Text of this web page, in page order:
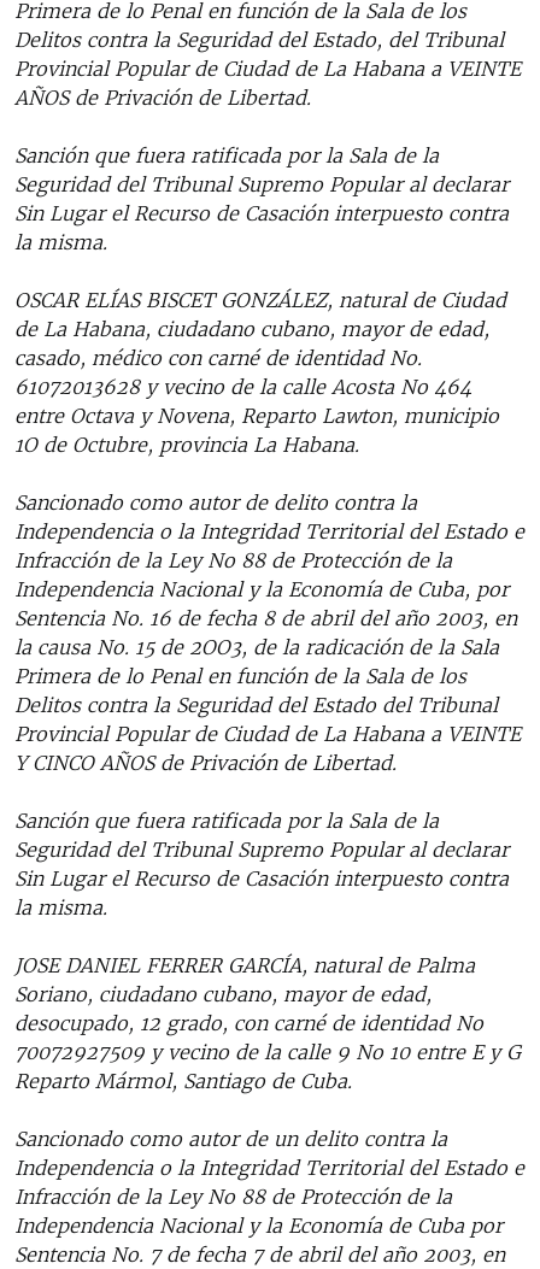
Primera de lo Penal en función de la Sala de los
Delitos contra la Seguridad del Estado, del Tribunal
Provincial Popular de Ciudad de La Habana a VEINTE
AÑOS de Privación de Libertad.
Sanción que fuera ratificada por la Sala de la
Seguridad del Tribunal Supremo Popular al declarar
Sin Lugar el Recurso de Casación interpuesto contra
la misma.
OSCAR ELÍAS BISCET GONZÁLEZ, natural de Ciudad
de La Habana, ciudadano cubano, mayor de edad,
casado, médico con carné de identidad No.
61072013628 y vecino de la calle Acosta No 464
entre Octava y Novena, Reparto Lawton, municipio
1O de Octubre, provincia La Habana.
Sancionado como autor de delito contra la
Independencia o la Integridad Territorial del Estado e
Infracción de la Ley No 88 de Protección de la
Independencia Nacional y la Economía de Cuba, por
Sentencia No. 16 de fecha 8 de abril del año 2003, en
la causa No. 15 de 2OO3, de la radicación de la Sala
Primera de lo Penal en función de la Sala de los
Delitos contra la Seguridad del Estado del Tribunal
Provincial Popular de Ciudad de La Habana a VEINTE
Y CINCO AÑOS de Privación de Libertad.
Sanción que fuera ratificada por la Sala de la
Seguridad del Tribunal Supremo Popular al declarar
Sin Lugar el Recurso de Casación interpuesto contra
la misma.
JOSE DANIEL FERRER GARCÍA, natural de Palma
Soriano, ciudadano cubano, mayor de edad,
desocupado, 12 grado, con carné de identidad No
70072927509 y vecino de la calle 9 No 10 entre E y G
Reparto Mármol, Santiago de Cuba.
Sancionado como autor de un delito contra la
Independencia o la Integridad Territorial del Estado e
Infracción de la Ley No 88 de Protección de la
Independencia Nacional y la Economía de Cuba por
Sentencia No. 7 de fecha 7 de abril del año 2003, en